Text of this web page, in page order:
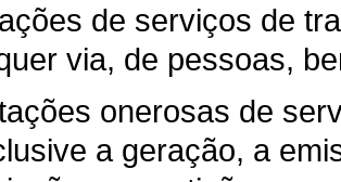
de serviços de
via, de pessoas,
onerosas de
a geração, a